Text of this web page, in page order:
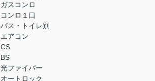
ガスコンロ
コンロ１口
バス・トイレ別
エアコン
CS
BS
光ファイバー
オートロック